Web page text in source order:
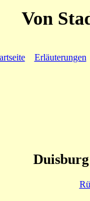
Von
Erläuterungen